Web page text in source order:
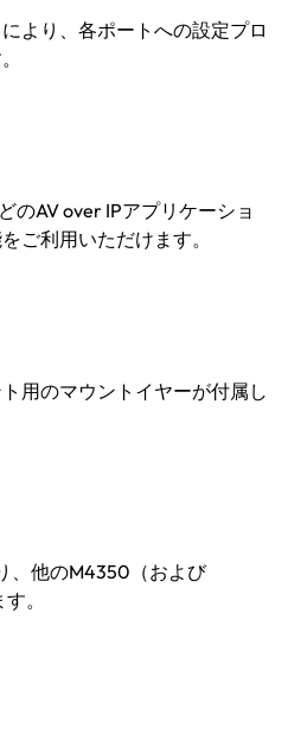
より、各ポートへの設定プロ
のAV over IPアプリケーショ
ご利用いただけます。
用のマウントイヤーが付属し
、他のM4350（および
。